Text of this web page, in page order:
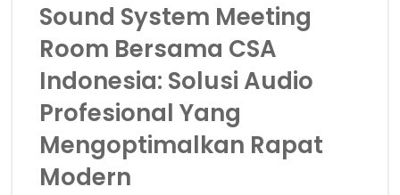
Sound System Meeting
Room Bersama CSA
Indonesia: Solusi Audio
Profesional Yang
Mengoptimalkan Rapat
Modern